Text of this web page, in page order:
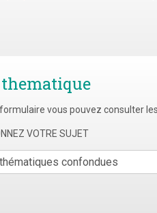
vous pouvez consulter
VOTRE SUJET